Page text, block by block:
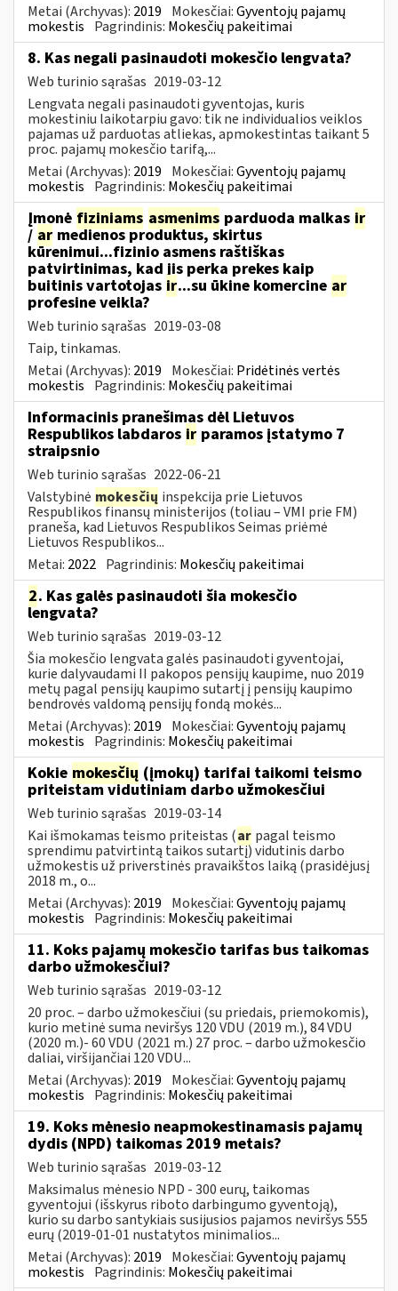
Metai (Archyvas): 2019 Mokesčiai:Gyventojų pajamų
mokestis Pagrindinis: Mokesčių pakeitimai
8. Kas negali pasinaudoti mokesčio lengvata?
Web turinio sąrašas 2019-03-12
Lengvata negali pasinaudoti gyventojas, kuris
mokestiniu laikotarpiu gavo: tik ne individualios veiklos
pajamas už parduotas atliekas, apmokestintas taikant 5
proc. pajamų mokesčio tarifą,...
Metai (Archyvas): 2019 Mokesčiai:Gyventojų pajamų
mokestis Pagrindinis: Mokesčių pakeitimai
Įmonė fiziniams asmenims parduoda malkas ir
/ ar medienos produktus, skirtus
kūrenimui...fizinio asmens raštiškas
patvirtinimas, kad jis perka prekes kaip
buitinis vartotojas ir...su ūkine komercine ar
profesine veikla?
Web turinio sąrašas 2019-03-08
Taip, tinkamas.
Metai (Archyvas): 2019 Mokesčiai: Pridėtinės vertės
mokestis Pagrindinis: Mokesčių pakeitimai
Informacinis pranešimas dėl Lietuvos
Respublikos labdaros ir paramos įstatymo 7
straipsnio
Web turinio sąrašas 2022-06-21
Valstybinė mokesčių inspekcija prie Lietuvos
Respublikos finansų ministerijos (toliau – VMI prie FM)
praneša, kad Lietuvos Respublikos Seimas priėmė
Lietuvos Respublikos...
Metai: 2022 Pagrindinis: Mokesčių pakeitimai
2. Kas galės pasinaudoti šia mokesčio
lengvata?
Web turinio sąrašas 2019-03-12
Šia mokesčio lengvata galės pasinaudoti gyventojai,
kurie dalyvaudami II pakopos pensijų kaupime, nuo 2019
metų pagal pensijų kaupimo sutartį į pensijų kaupimo
bendrovės valdomą pensijų fondą mokės...
Metai (Archyvas): 2019 Mokesčiai:Gyventojų pajamų
mokestis Pagrindinis: Mokesčių pakeitimai
Kokie mokesčių (įmokų) tarifai taikomi teismo
priteistam vidutiniam darbo užmokesčiui
Web turinio sąrašas 2019-03-14
Kai išmokamas teismo priteistas (ar pagal teismo
sprendimu patvirtintą taikos sutartį) vidutinis darbo
užmokestis už priverstinės pravaikštos laiką (prasidėjusį
2018 m., o...
Metai (Archyvas): 2019 Mokesčiai:Gyventojų pajamų
mokestis Pagrindinis: Mokesčių pakeitimai
11. Koks pajamų mokesčio tarifas bus taikomas
darbo užmokesčiui?
Web turinio sąrašas 2019-03-12
20 proc. – darbo užmokesčiui (su priedais, priemokomis),
kurio metinė suma neviršys 120 VDU (2019 m.), 84 VDU
(2020 m.)- 60 VDU (2021 m.) 27 proc. – darbo užmokesčio
daliai, viršijančiai 120 VDU...
Metai (Archyvas): 2019 Mokesčiai:Gyventojų pajamų
mokestis Pagrindinis: Mokesčių pakeitimai
19. Koks mėnesio neapmokestinamasis pajamų
dydis (NPD) taikomas 2019 metais?
Web turinio sąrašas 2019-03-12
Maksimalus mėnesio NPD - 300 eurų, taikomas
gyventojui (išskyrus riboto darbingumo gyventoją),
kurio su darbo santykiais susijusios pajamos neviršys 555
eurų (2019-01-01 nustatytos minimalios...
Metai (Archyvas): 2019 Mokesčiai:Gyventojų pajamų
mokestis Pagrindinis: Mokesčių pakeitimai